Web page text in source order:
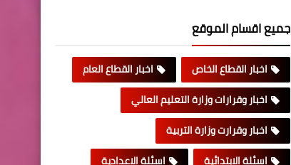
جميع اقسام الموقع
اخبار القطاع الخاص
اخبار القطاع العام
اخبار وقرارات وزارة التعليم العالي
اخبار وقرارت وزارة التربية
اسئلة الابتدائية
اسئلة الاعدادية